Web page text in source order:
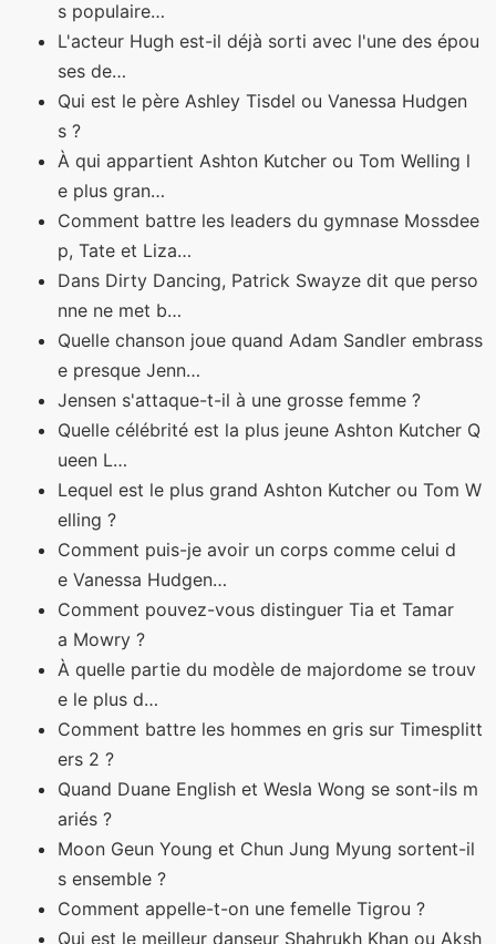
s populaire…
L'acteur Hugh est-il déjà sorti avec l'une des épou
ses de…
Qui est le père Ashley Tisdel ou Vanessa Hudgen
s ?
À qui appartient Ashton Kutcher ou Tom Welling l
e plus gran…
Comment battre les leaders du gymnase Mossdee
p, Tate et Liza…
Dans Dirty Dancing, Patrick Swayze dit que perso
nne ne met b…
Quelle chanson joue quand Adam Sandler embrass
e presque Jenn…
Jensen s'attaque-t-il à une grosse femme ?
Quelle célébrité est la plus jeune Ashton Kutcher Q
ueen L…
Lequel est le plus grand Ashton Kutcher ou Tom W
elling ?
Comment puis-je avoir un corps comme celui d
e Vanessa Hudgen…
Comment pouvez-vous distinguer Tia et Tamar
a Mowry ?
À quelle partie du modèle de majordome se trouv
e le plus d…
Comment battre les hommes en gris sur Timesplitt
ers 2 ?
Quand Duane English et Wesla Wong se sont-ils m
ariés ?
Moon Geun Young et Chun Jung Myung sortent-il
s ensemble ?
Comment appelle-t-on une femelle Tigrou ?
Qui est le meilleur danseur Shahrukh Khan ou Aksh